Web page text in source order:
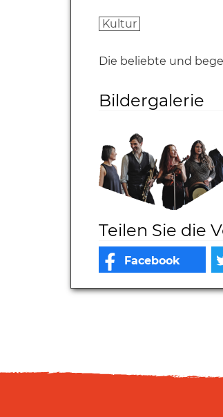
Kultur
Die beliebte und
Bildergalerie
Teilen Sie die